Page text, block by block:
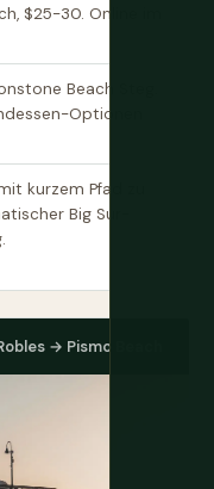
$25-30. Online im
Beach Steg.
Optionen
kurzem Pfad zu
Big Sur-
→ Pismo Beach